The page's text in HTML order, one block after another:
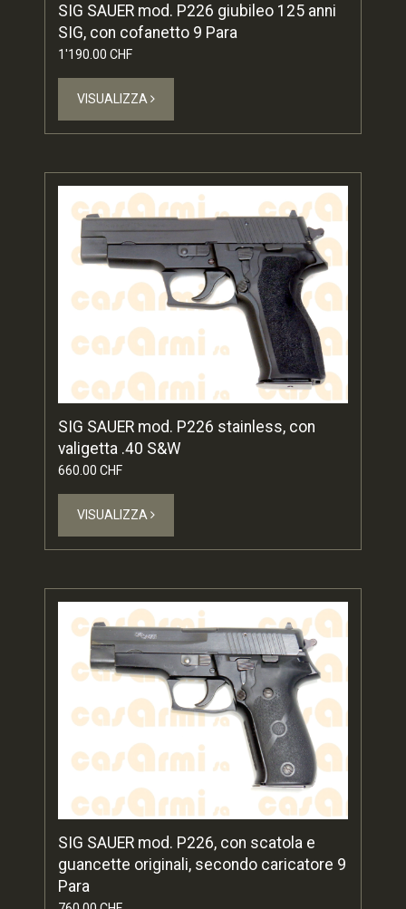
SIG SAUER mod. P226 giubileo 125 anni
SIG, con cofanetto 9 Para
1'190.00 CHF
VISUALIZZA
SIG SAUER mod. P226 stainless, con
valigetta .40 S&W
660.00 CHF
VISUALIZZA
SIG SAUER mod. P226, con scatola e
guancette originali, secondo caricatore 9
Para